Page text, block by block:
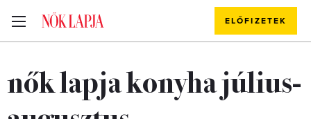
ELŐFIZETEK
nők lapja konyha július-